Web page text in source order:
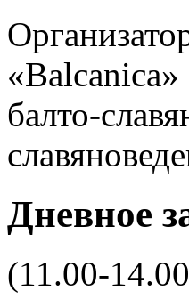
балто-
Дневное
(11.00-